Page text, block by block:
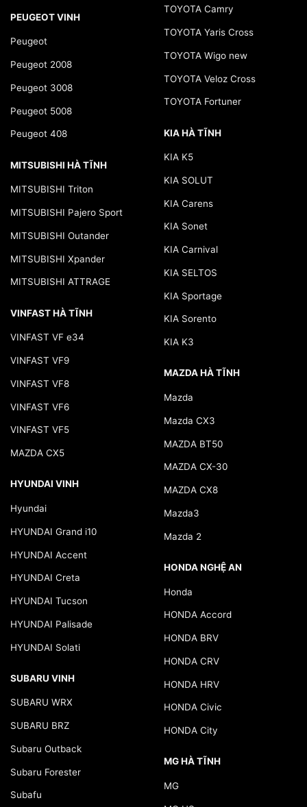
PEUGEOT VINH
Peugeot
Peugeot 2008
Peugeot 3008
Peugeot 5008
Peugeot 408
MITSUBISHI HÀ TĨNH
MITSUBISHI Triton
MITSUBISHI Pajero Sport
MITSUBISHI Outander
MITSUBISHI Xpander
MITSUBISHI ATTRAGE
VINFAST HÀ TĨNH
VINFAST VF e34
VINFAST VF9
VINFAST VF8
VINFAST VF6
VINFAST VF5
MAZDA CX5
HYUNDAI VINH
Hyundai
HYUNDAI Grand i10
HYUNDAI Accent
HYUNDAI Creta
HYUNDAI Tucson
HYUNDAI Palisade
HYUNDAI Solati
SUBARU VINH
SUBARU WRX
SUBARU BRZ
Subaru Outback
Subaru Forester
Subafu
TOYOTA Camry
TOYOTA Yaris Cross
TOYOTA Wigo new
TOYOTA Veloz Cross
TOYOTA Fortuner
KIA HÀ TĨNH
KIA K5
KIA SOLUT
KIA Carens
KIA Sonet
KIA Carnival
KIA SELTOS
KIA Sportage
KIA Sorento
KIA K3
MAZDA HÀ TĨNH
Mazda
Mazda CX3
MAZDA BT50
MAZDA CX-30
MAZDA CX8
Mazda3
Mazda 2
HONDA NGHỆ AN
Honda
HONDA Accord
HONDA BRV
HONDA CRV
HONDA HRV
HONDA Civic
HONDA City
MG HÀ TĨNH
MG